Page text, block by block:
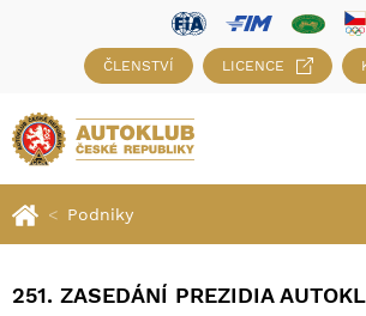
ČLENSTVÍ LICENCE
Podniky
251. ZASEDÁNÍ PREZIDIA